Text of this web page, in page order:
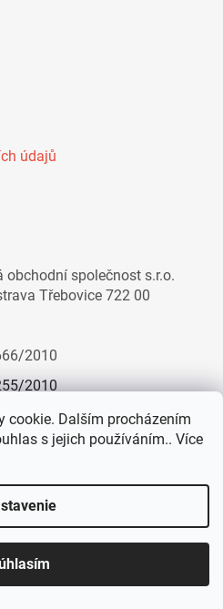
cookie. Dalším procházením
s jejich používáním.. Více
údajů
obchodní společnost s.r.o.
Třebovice 722 00
2010
2010